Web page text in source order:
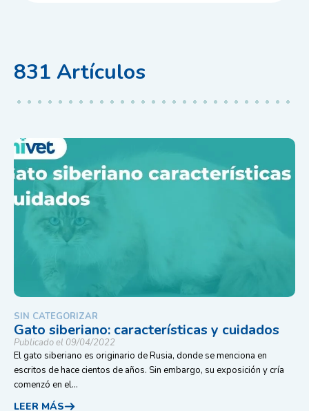
831 Artículos
SIN CATEGORIZAR
Gato siberiano: características y cuidados
Publicado el 09/04/2022
El gato siberiano es originario de Rusia, donde se menciona en
escritos de hace cientos de años. Sin embargo, su exposición y cría
comenzó en el...
LEER MÁS